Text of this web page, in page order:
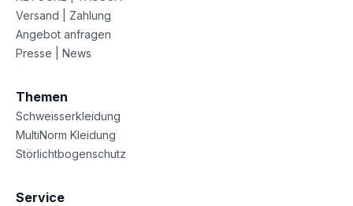
Versand | Zahlung
Angebot anfragen
Presse | News
Themen
Schweisserkleidung
MultiNorm Kleidung
Störlichtbogenschutz
Service